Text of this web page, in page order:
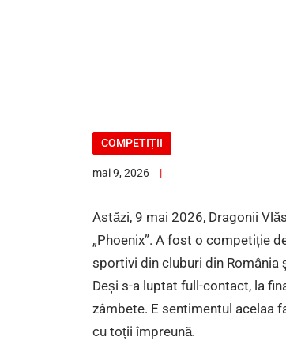
COMPETIȚII
mai 9, 2026
Astăzi, 9 mai 2026, Dragonii
„Phoenix”. A fost o competiție
sportivi din cluburi din România
Deși s-a luptat full-contact, la
zâmbete. E sentimentul acelaa
cu toții împreună.